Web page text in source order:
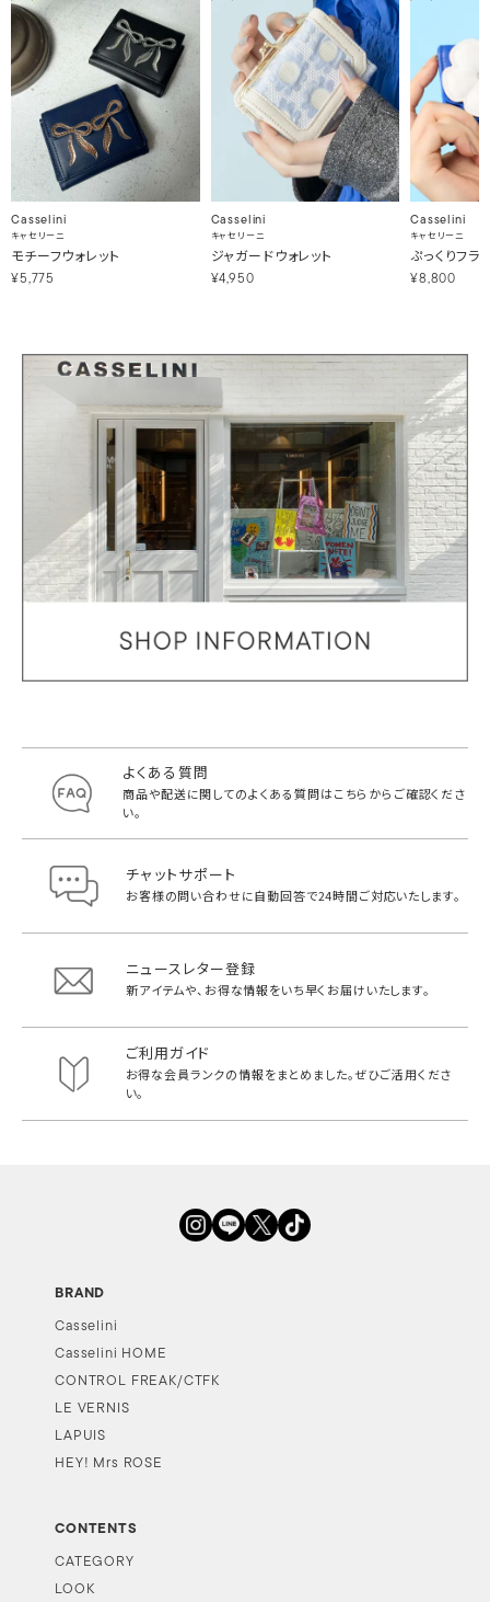
Casselini
キャセリーニ
モチーフウォレット
¥5,775
Casselini
キャセリーニ
ジャガードウォレット
¥4,950
Casselini
キャセリーニ
ぷっくりフラ
¥8,800
よくある質問
商品や配送に関してのよくある質問はこちらからご確認くださ
い。
チャットサポート
お客様の問い合わせに自動回答で24時間ご対応いたします。
ニュースレター登録
新アイテムや、お得な情報をいち早く お届けいたします。
ご利用ガイド
お得な会員ランクの情報をまとめました。ぜひご活用くださ
い。
BRAND
Casselini
Casselini HOME
CONTROL FREAK/CTFK
LE VERNIS
LAPUIS
HEY! Mrs ROSE
CONTENTS
CATEGORY
LOOK